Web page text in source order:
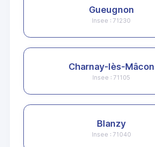
Gueugnon
Insee : 71230
Charnay-lès-Mâcon
Insee : 71105
Blanzy
Insee : 71040